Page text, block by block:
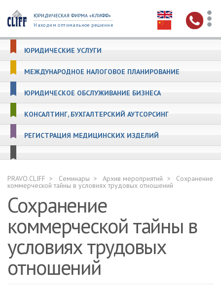
ЮРИДИЧЕСКАЯ ФИРМА «КЛИФФ»
Находим оптимальное решение
ЮРИДИЧЕСКИЕ УСЛУГИ
МЕЖДУНАРОДНОЕ НАЛОГОВОЕ ПЛАНИРОВАНИЕ
ЮРИДИЧЕСКОЕ ОБСЛУЖИВАНИЕ БИЗНЕСА
КОНСАЛТИНГ, БУХГАЛТЕРСКИЙ АУТСОРСИНГ
РЕГИСТРАЦИЯ МЕДИЦИНСКИХ ИЗДЕЛИЙ
PRAVO.CLIFF Семинары Архив мероприятий Сохранение
коммерческой тайны в условиях трудовых отношений
Сохранение
коммерческой тайны в
условиях трудовых
отношений